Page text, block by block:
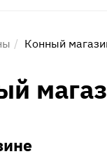
Конный